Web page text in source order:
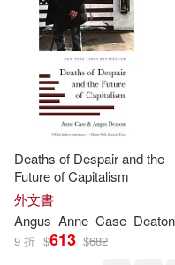
電子書(1)
作者 (可複選)
Angus(2)
Case(2)
Deaths of Despair and the
Future of Capitalism
外文書
Angus Anne Case Deaton
9 折 $613 $682